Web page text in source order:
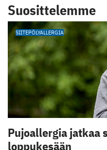
Suosittelemme
SIITEPÖLYALLERGIA
Pujoallergia jatkaa
loppukesään